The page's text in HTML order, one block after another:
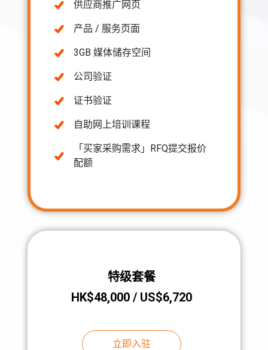
供应商推广网页
产品 / 服务页面
3GB 媒体储存空间
公司验证
证书验证
自助网上培训课程
「买家采购需求」RFQ提交报价
配额
特级套餐
HK$48,000 / US$6,720
立即入驻